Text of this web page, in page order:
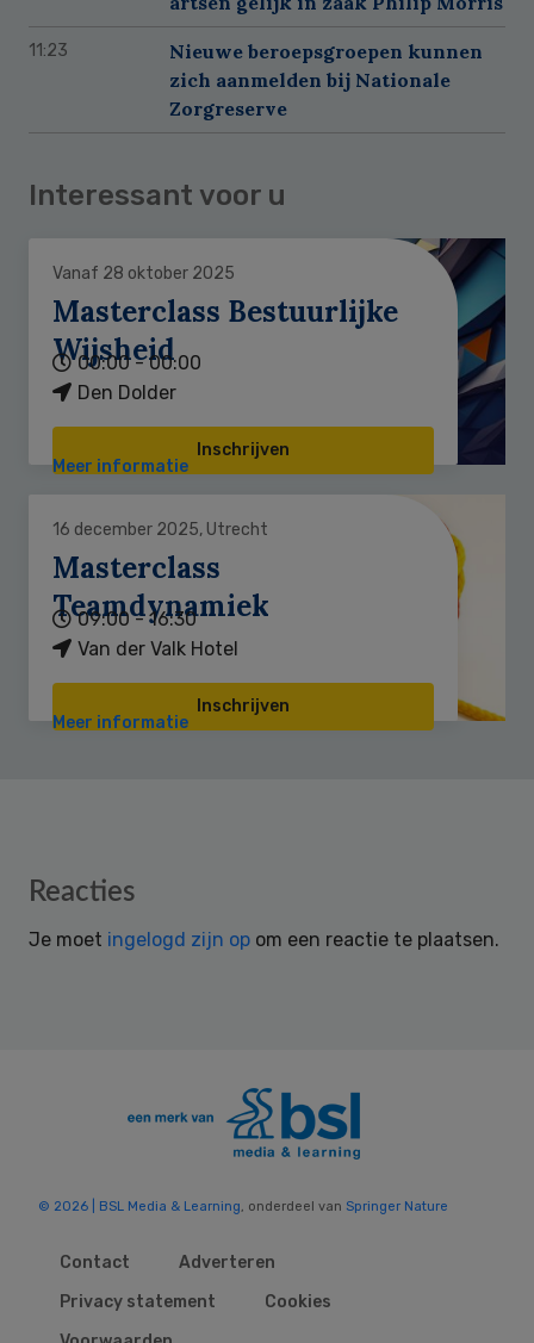
11:23
Nieuwe beroepsgroepen kunnen
zich aanmelden bij Nationale
Zorgreserve
Interessant voor u
Vanaf 28 oktober 2025
Masterclass Bestuurlijke
Wijsheid
00:00 - 00:00
Den Dolder
Inschrijven
Meer informatie
16 december 2025, Utrecht
Masterclass
Teamdynamiek
09:00 - 16:30
Van der Valk Hotel
Inschrijven
Meer informatie
Reader
Reacties
Je moet ingelogd zijn op om een reactie te plaatsen.
© 2026 | BSL Media & Learning , onderdeel van Springer Nature
Contact
Adverteren
Privacy statement
Cookies